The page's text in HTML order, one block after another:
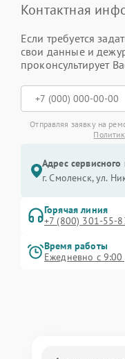
Контактная
Если требуется
свои данные и
проконсультирует
Отправляя заявку на
Адрес
г. Смоленск, ул.
Горячая линия
+7 (800) 301-55-
Время работы
Ежедневно с